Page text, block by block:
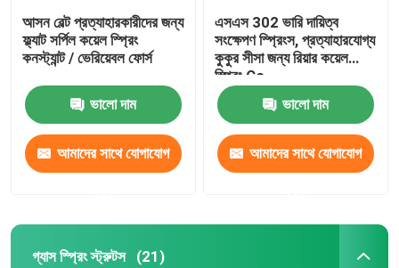
আসন বেল্ট প্রত্যাহারকারীদের জন্য
ফ্ল্যাট সর্পিল কয়েল স্প্রিং
কনস্ট্যান্ট / ভেরিয়েবল ফোর্স
ভালো দাম
আমাদের সাথে যোগাযোগ
এসএস 302 ভারি দায়িত্ব
সংক্ষেপণ স্প্রিংস, প্রত্যাহারযোগ্য
কুকুর সীসা জন্য রিয়ার কয়েল
স্প্রিং Co
ভালো দাম
আমাদের সাথে যোগাযোগ
গ্যাস স্প্রিং স্ট্রুটস (21)